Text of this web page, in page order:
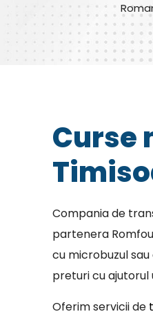
Curse
Compania de
partenera
cu microbuzul
preturi cu
Oferim servicii de